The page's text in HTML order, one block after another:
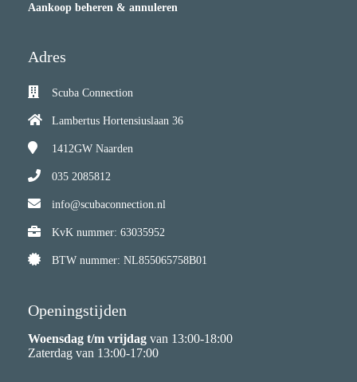
Aankoop beheren & annuleren
Adres
Scuba Connection
Lambertus Hortensiuslaan 36
1412GW Naarden
035 2085812
info@scubaconnection.nl
KvK nummer: 63035952
BTW nummer: NL855065758B01
Openingstijden
Woensdag t/m vrijdag van 13:00-18:00
Zaterdag van 13:00-17:00